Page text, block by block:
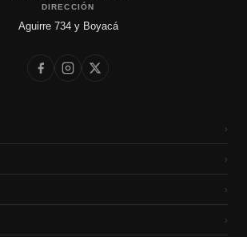
DIRECCIÓN
Aguirre 734 y Boyacá
›
›
›
›